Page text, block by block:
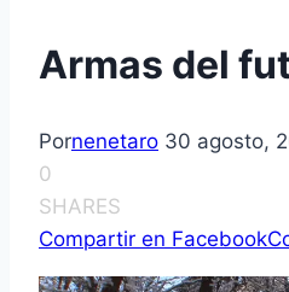
Armas del
Pornenetaro 30 agosto,
0
SHARES
Compartir en Facebook